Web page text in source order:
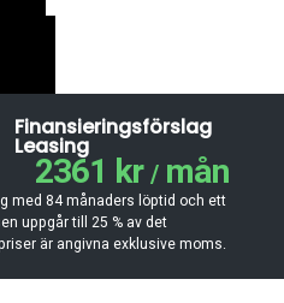
Finansieringsförslag
Leasing
2361 kr/mån
med 84 månaders löptid och ett
uppgår till 25 % av det
är angivna exklusive moms.